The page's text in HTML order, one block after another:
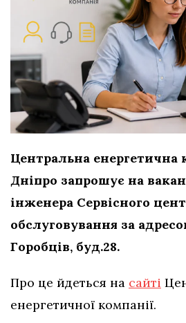
Центральна енергетична
Дніпро запрошує на
інженера Сервісного
обслуговування за
Горобців, буд.28.
Про це йдеться на сайті
енергетичної компанії.